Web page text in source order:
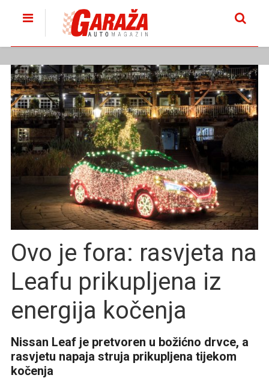
Ovo je fora: rasvjeta na
Leafu prikupljena iz
energija kočenja
Nissan Leaf je pretvoren u božićno drvce, a
rasvjetu napaja struja prikupljena tijekom
kočenja